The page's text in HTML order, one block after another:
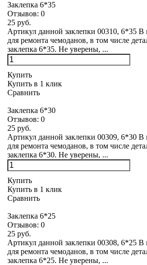
Заклепка 6*35
Отзывов: 0
25 руб.
Артикул данной заклепки 00310, 6*35 В
для ремонта чемоданов, в том числе
заклепка 6*35. Не уверены, ...
Купить
Купить в 1 клик
Сравнить
Заклепка 6*30
Отзывов: 0
25 руб.
Артикул данной заклепки 00309, 6*30 В
для ремонта чемоданов, в том числе
заклепка 6*30. Не уверены, ...
Купить
Купить в 1 клик
Сравнить
Заклепка 6*25
Отзывов: 0
25 руб.
Артикул данной заклепки 00308, 6*25 В
для ремонта чемоданов, в том числе
заклепка 6*25. Не уверены, ...